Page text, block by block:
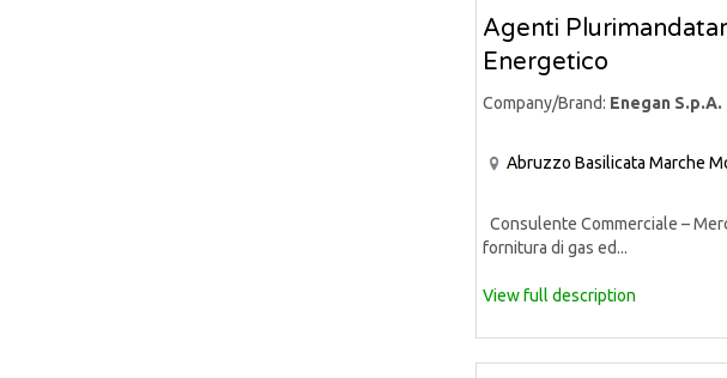
Agenti
Energetico
Company/Brand: Enegan S.p.A.
Abruzzo Basilicata Marche
Consulente Commerciale –
fornitura di gas ed...
View full description